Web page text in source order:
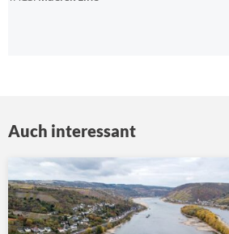
Auch interessant